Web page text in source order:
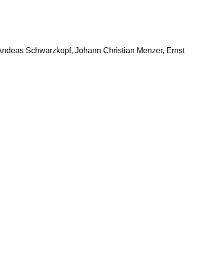
Schwarzkopf, Johann Christian Menzer, Ernst